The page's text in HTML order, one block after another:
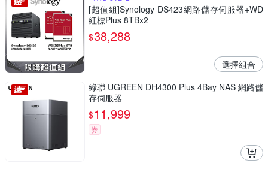
[超值組]Synology DS423網路儲存伺服器+WD
紅標Plus 8TBx2
$38,288
選擇組合
綠聯 UGREEN DH4300 Plus 4Bay NAS 網路儲
存伺服器
$11,999
券